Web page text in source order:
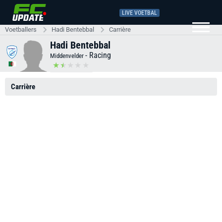
LIVE VOETBAL
Voetballers Hadi Bentebbal Carrière
Hadi Bentebbal
Middenvelder - Racing
Carrière